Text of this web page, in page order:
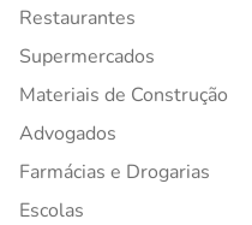
Restaurantes
Supermercados
Materiais de Construção
Advogados
Farmácias e Drogarias
Escolas